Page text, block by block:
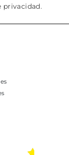
privacidad.